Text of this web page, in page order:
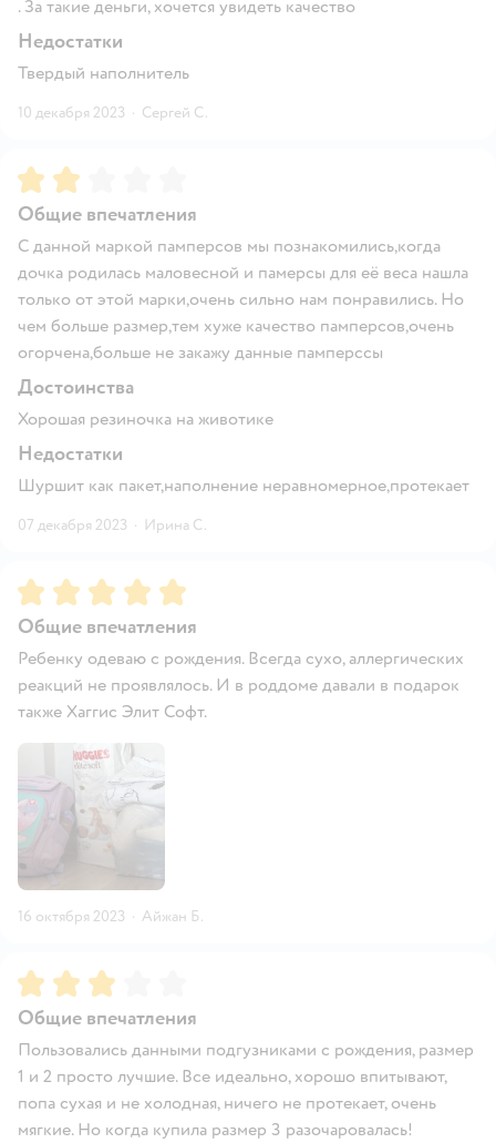
. За такие деньги, хочется увидеть качество
Недостатки
Твердый наполнитель
10 декабря 2023 · Сергей С.
Рейтинг:
Общие впечатления
С данной маркой памперсов мы познакомились,когда
дочка родилась маловесной и памерсы для её веса нашла
только от этой марки,очень сильно нам понравились. Но
чем больше размер,тем хуже качество памперсов,очень
огорчена,больше не закажу данные памперссы
Достоинства
Хорошая резиночка на животике
Недостатки
Шуршит как пакет,наполнение неравномерное,протекает
07 декабря 2023 · Ирина С.
Рейтинг:5
Общие впечатления
Ребенку одеваю с рождения. Всегда сухо, аллергических
реакций не проявлялось. И в роддоме давали в подарок
также Хаггис Элит Софт.
16 октября 2023 · Айжан Б.
Рейтинг:3
Общие впечатления
Пользовались данными подгузниками с рождения, размер
1 и 2 просто лучшие. Все идеально, хорошо впитывают,
попа сухая и не холодная, ничего не протекает, очень
мягкие. Но когда купила размер 3 разочаровалась!